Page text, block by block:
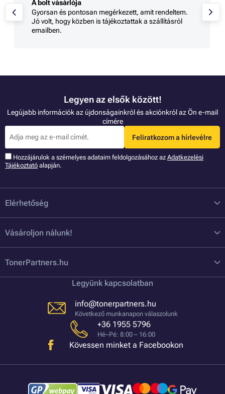
A bolt vásárlója
Gyorsan és pontosan megérkezett, amit rendeltem.
Jó volt, hogy közben is tájékoztattak a szállításról
emailben.
Legyen az elsők között!
Legújabb információk az újdonságainkról és akciónkról az Ön e-mail
címére
Feliratkozom a hírlevélre
Hozzájárulok a szémelyes adataim feldolgozásához az Adatkezelési
Tájékoztató alapján.
Elérhetőség
Vásároljon nálunk!
TonerPartners.hu
Legyünk kapcsolatban
info@tonerpartners.hu
Következő munkanapon válaszolunk
+36 1955 5796
Hé–Pé: 8:00 – 16:00
Kövessen minket a Facebookon